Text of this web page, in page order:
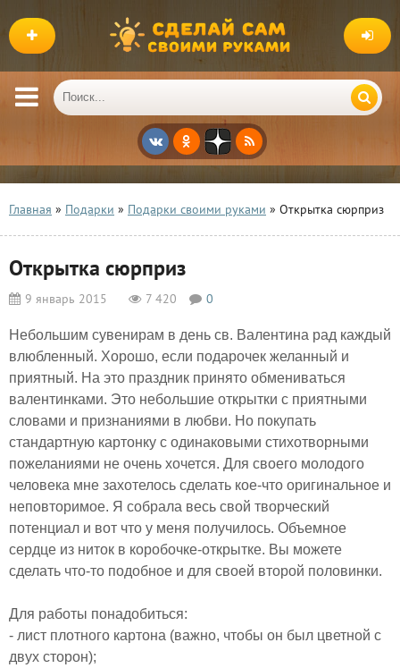
Главная » Подарки » Подарки своими руками » Открытка сюрприз
Открытка сюрприз
9 январь 2015 7 420 0
Небольшим сувенирам в день св. Валентина рад каждый
влюбленный. Хорошо, если подарочек желанный и
приятный. На это праздник принято обмениваться
валентинками. Это небольшие открытки с приятными
словами и признаниями в любви. Но покупать
стандартную картонку с одинаковыми стихотворными
пожеланиями не очень хочется. Для своего молодого
человека мне захотелось сделать кое-что оригинальное и
неповторимое. Я собрала весь свой творческий
потенциал и вот что у меня получилось. Объемное
сердце из ниток в коробочке-открытке. Вы можете
сделать что-то подобное и для своей второй половинки.
Для работы понадобиться:
- лист плотного картона (важно, чтобы он был цветной с
двух сторон);